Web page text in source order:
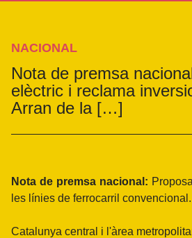
NACIONAL
Nota de premsa
elèctric i reclama
Arran de la […]
Nota de premsa nacional:
les línies de ferrocarril
Catalunya central i l'àrea